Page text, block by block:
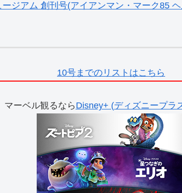
ジアム 創刊号(アイアンマン・マーク85
10号までのリストはこちら
マーベル観るなら Disney+ (ディズニープラ